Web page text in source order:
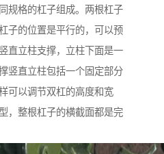
规格的杠子组成。两根杠子
子的位置是平行的，可以预
直立柱支撑，立柱下面是一
竖直立柱包括一个固定部分
可以调节双杠的高度和宽
，整根杠子的横截面都是完